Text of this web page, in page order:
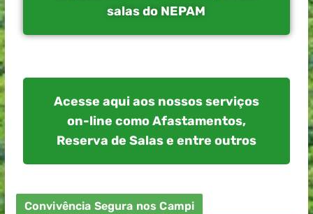
salas do NEPAM
Acesse aqui aos nossos serviços
on-line como Afastamentos,
Reserva de Salas e entre outros
Convivência Segura nos Campi